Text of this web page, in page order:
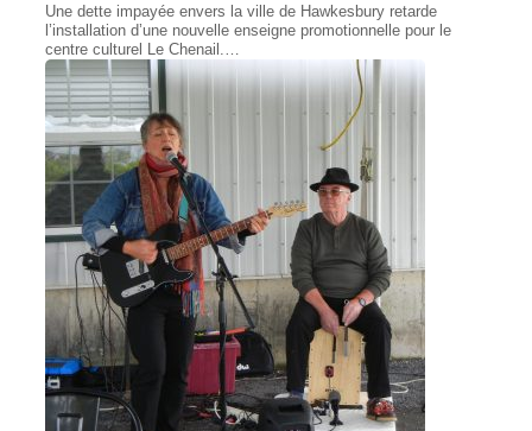
Une dette impayée envers la ville de Hawkesbury retarde
l’installation d’une nouvelle enseigne promotionnelle pour le
centre culturel Le Chenail.…